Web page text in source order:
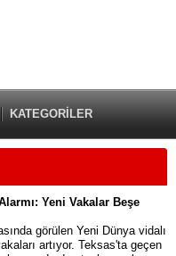
KATEGORİLER
Yeni Vakalar Beşe
görülen Yeni Dünya vidalı
artıyor. Teksas'ta geçen